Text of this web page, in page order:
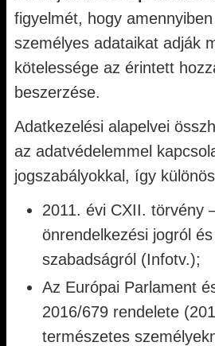
figyelmét, hogy
személyes adataikat adják
kötelessége az érintett
beszerzése.
Adatkezelési alapelvei
az adatvédelemmel
jogszabályokkal, így
2011. évi CXII. törvény
önrendelkezési jogról
szabadságról (Infotv.);
Az Európai Parlament
2016/679 rendelete
természetes